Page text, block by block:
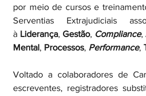
por meio de cursos e
Serventias Extrajudiciais
à Liderança, Gestão, Compliance,
Mental, Processos, Performance,
Voltado a colaboradores de
escreventes, registradores